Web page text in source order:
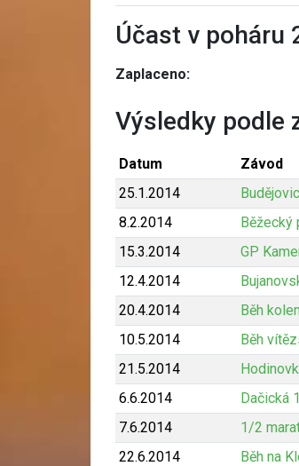
Účast v poháru
Zaplaceno:
Výsledky podle
Datum Závod
25.1.2014
8.2.2014
Běžecký
15.3.2014
GP
12.4.2014
20.4.2014
Běh
10.5.2014
Běh
21.5.2014
6.6.2014
Dačická
7.6.2014
1/2
22.6.2014
Běh na